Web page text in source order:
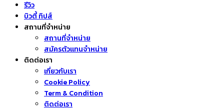
รีวิว
บิวตี้ ทิปส์
สถานที่จำหน่าย
สถานที่จำหน่าย
สมัครตัวแทนจำหน่าย
ติดต่อเรา
เกี่ยวกับเรา
Cookie Policy
Term & Condition
ติดต่อเรา